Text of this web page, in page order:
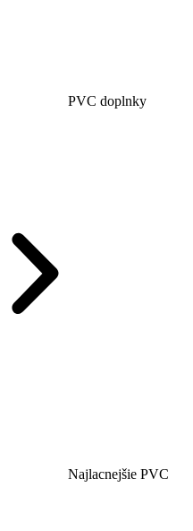
PVC doplnky
Najlacnejšie PVC